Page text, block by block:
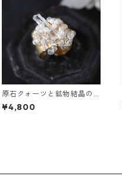
原石クォーツと鉱物結晶の
真鍮幅広イヤーカフ
¥4,800